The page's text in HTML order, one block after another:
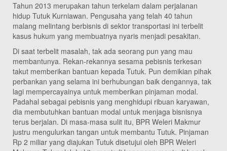
Tahun 2013 merupakan tahun terkelam dalam perjalanan
hidup Tutuk Kurniawan. Pengusaha yang telah 40 tahun
malang melintang berbisnis di sektor transportasi ini terbelit
kasus hukum yang membuatnya nyaris menjadi pesakitan.
Di saat terbelit masalah, tak ada seorang pun yang mau
membantunya. Rekan-rekannya sesama pebisnis terkesan
takut memberikan bantuan kepada Tutuk. Pun demikian pihak
perbankan yang selama ini berhubungan baik dengannya, tak
lagi mempercayainya untuk memberikan pinjaman modal.
Padahal sebagai pebisnis yang menghidupi ribuan karyawan,
dia membutuhkan bantuan modal untuk menjaga bisnisnya
terus berjalan. Di masa-masa sulit itu, BPR Weleri Makmur
justru mengulurkan tangan untuk membantu Tutuk. Pinjaman
Rp 2 miliar yang diajukan Tutuk disetujui oleh BPR Weleri